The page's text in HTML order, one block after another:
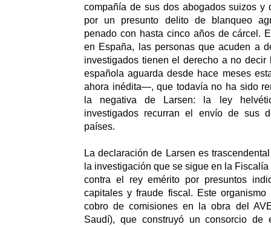
compañía de sus dos abogados suizos y
por un presunto delito de blanqueo
penado con hasta cinco años de cárcel.
en España, las personas que acuden a
investigados tienen el derecho a no decir
española aguarda desde hace meses
ahora inédita—, que todavía no ha sido
la negativa de Larsen: la ley
investigados recurran el envío de sus
países.
La declaración de Larsen es
la investigación que se sigue en la
contra el rey emérito por presuntos
capitales y fraude fiscal. Este organismo
cobro de comisiones en la obra del
Saudí), que construyó un consorcio de